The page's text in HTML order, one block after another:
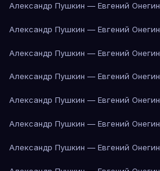
Александр Пушкин — Евгений Онегин
Александр Пушкин — Евгений Онегин
Александр Пушкин — Евгений Онегин
Александр Пушкин — Евгений Онегин
Александр Пушкин — Евгений Онегин
Александр Пушкин — Евгений Онегин
Александр Пушкин — Евгений Онегин